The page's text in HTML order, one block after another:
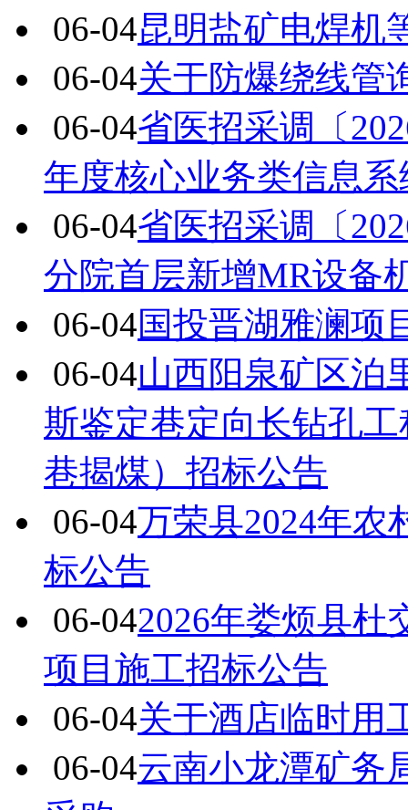
06-04昆明盐矿电焊机
06-04关于防爆绕线管
06-04省医招采调〔
年度核心业务类信息
06-04省医招采调〔
分院首层新增MR设备
06-04国投晋湖雅澜项
06-04山西阳泉矿区泊
斯鉴定巷定向长钻孔
巷揭煤）招标公告
06-04万荣县2024年农
标公告
06-042026年娄烦县杜
项目施工招标公告
06-04关于酒店临时用
06-04云南小龙潭矿务